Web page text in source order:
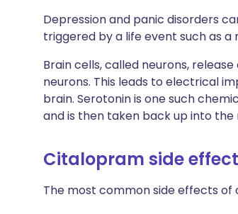
Depression and panic disorders
triggered by a life event such as
Brain cells, called neurons,
neurons. This leads to electrical
brain. Serotonin is one such
and is then taken back up into
Citalopram side
The most common side effects of